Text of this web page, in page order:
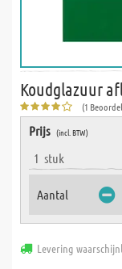
Koudglazuur
(1
Prijs (incl. BTW)
1 stuk
Aantal
Levering